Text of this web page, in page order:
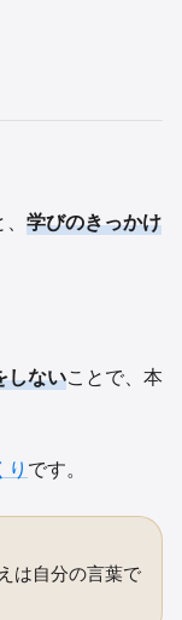
学びのきっかけ
しないことで、本
です。
は自分の言葉で